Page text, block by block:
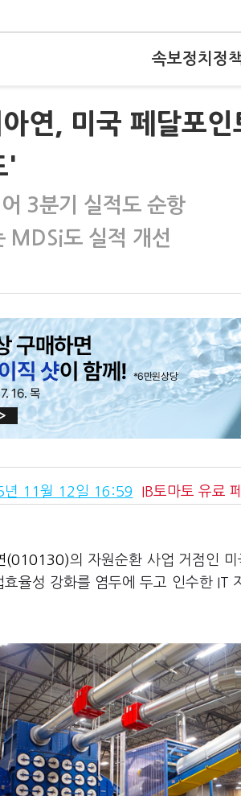
속보정치 정
아연, 미국 페달포
'
3분기 실적도 순항
MDSi도 실적 개선
년 11월 12일 16:59 IB토마토 유료
(010130)의 자원순환 사업 거점인
율성 강화를 염두에 두고 인수한 IT